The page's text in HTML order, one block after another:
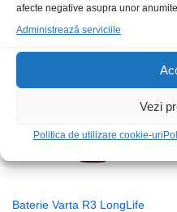
afecte negative asupra unor
Administrează serviciile
Vezi
Politica de utilizare cookie-uri
Baterie Varta R3 LongLife